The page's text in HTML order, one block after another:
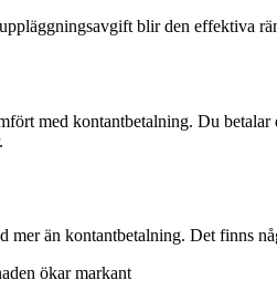
blir den effektiva
med kontantbetalning. Du
än kontantbetalning. Det finns
ökar markant